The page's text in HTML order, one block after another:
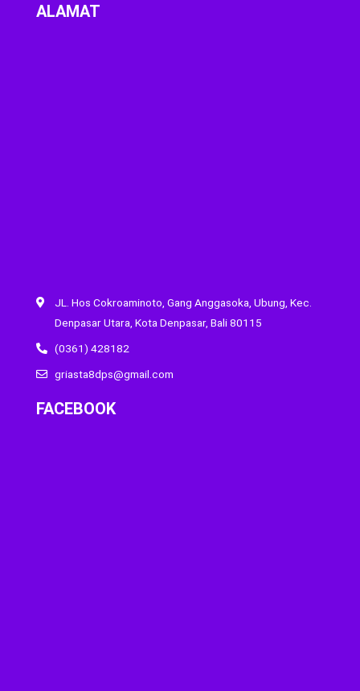
ALAMAT
JL. Hos Cokroaminoto, Gang Anggasoka, Ubung, Kec.
Denpasar Utara, Kota Denpasar, Bali 80115
(0361) 428182
griasta8dps@gmail.com
FACEBOOK